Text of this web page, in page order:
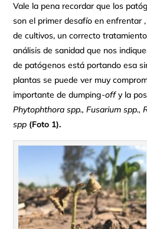
Vale la pena recordar que los
son el primer desafío en enfrentar
de cultivos, un correcto
análisis de sanidad que nos
de patógenos está portando esa
plantas se puede ver muy
importante de dumping-offy la
Phytophthora spp., Fusarium spp.,
spp (Foto 1).